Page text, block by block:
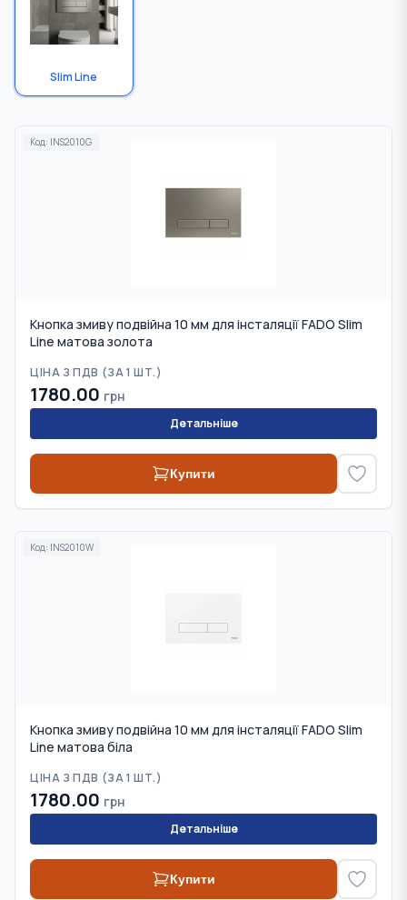
Slim Line
Код: INS2010G
Кнопка змиву подвійна 10 мм для інсталяції FADO Slim
Line матова золота
ЦІНА З ПДВ (ЗА 1 ШТ.)
1780.00 грн
Детальніше
Купити
Код: INS2010W
Кнопка змиву подвійна 10 мм для інсталяції FADO Slim
Line матова біла
ЦІНА З ПДВ (ЗА 1 ШТ.)
1780.00 грн
Детальніше
Купити